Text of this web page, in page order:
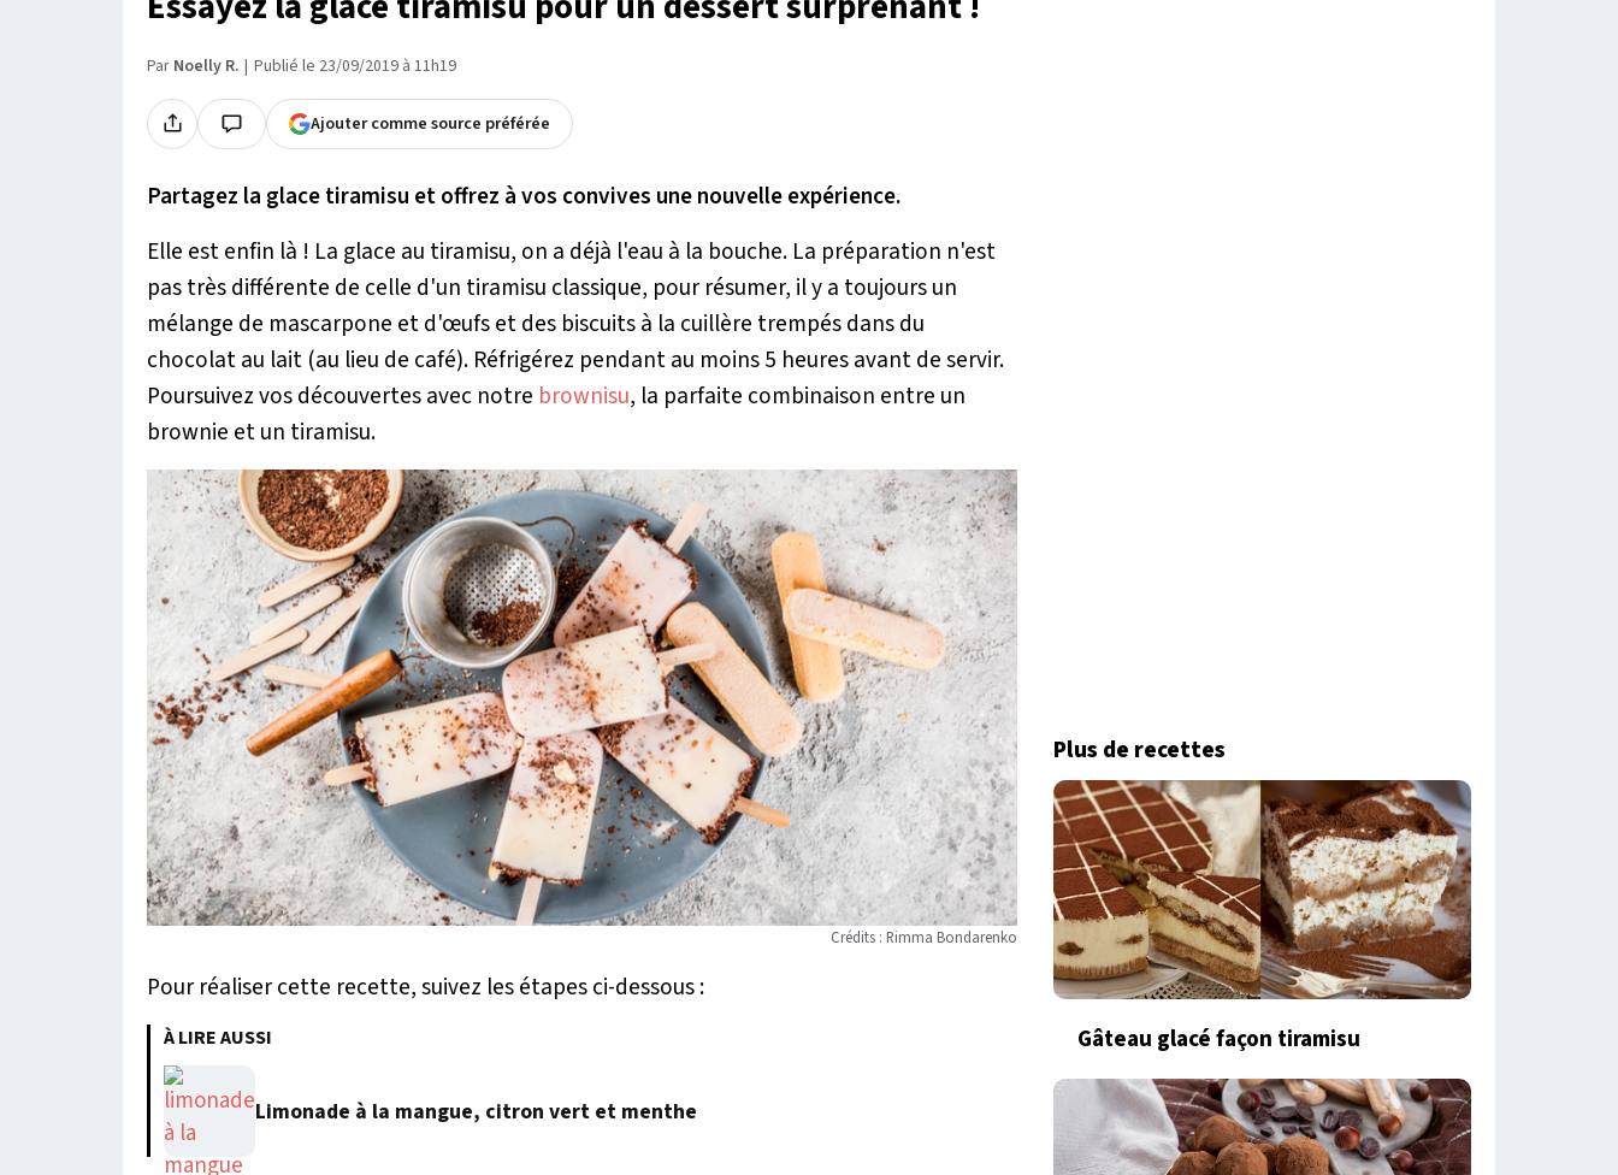
Par Noelly R. Publié le 23/09/2019 à 11h19
Ajouter comme source préférée
Partagez la glace tiramisu et offrez à vos convives une nouvelle expérience.
Elle est enfin là ! La glace au tiramisu, on a déjà l'eau à la bouche. La préparation n'est
pas très différente de celle d'un tiramisu classique, pour résumer, il y a toujours un
mélange de mascarpone et d'œufs et des biscuits à la cuillère trempés dans du
chocolat au lait (au lieu de café). Réfrigérez pendant au moins 5 heures avant de servir.
Poursuivez vos découvertes avec notre brownisu, la parfaite combinaison entre un
brownie et un tiramisu.
Crédits : Rimma Bondarenko
Pour réaliser cette recette, suivez les étapes ci-dessous :
À LIRE AUSSI
Limonade à la mangue, citron vert et menthe
Plus de recettes
Gâteau glacé façon tiramisu